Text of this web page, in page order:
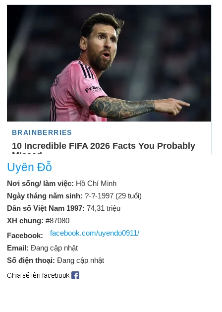
Uyên Đỗ
Nơi sống/ làm việc: Hồ Chí Minh
Ngày tháng năm sinh: ?-?-1997 (29 tuổi)
Dân số Việt Nam 1997: 74,31 triệu
XH chung: #87080
Facebook:
facebook.com/uyendo0911/
Email: Đang cập nhật
Số điện thoại: Đang cập nhật